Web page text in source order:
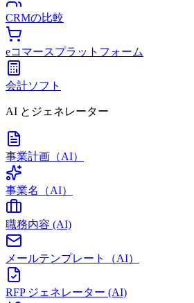
CRMの比較
eコマースプラットフォーム
会計ソフト
AI とジェネレーター
事業計画（AI）
事業名（AI）
職務内容 (AI)
メールテンプレート（AI）
RFP ジェネレーター (AI)